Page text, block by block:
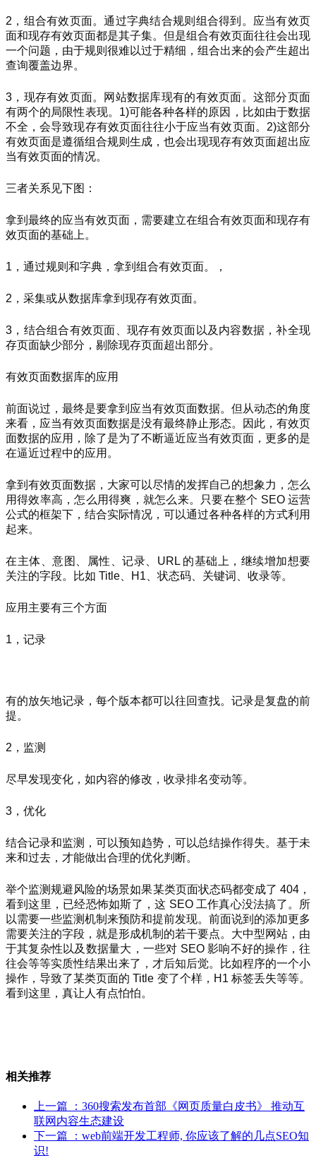
2，组合有效页面。通过字典结合规则组合得到。应当有效页
面和现存有效页面都是其子集。但是组合有效页面往往会出现
一个问题，由于规则很难以过于精细，组合出来的会产生超出
查询覆盖边界。
3，现存有效页面。网站数据库现有的有效页面。这部分页面
有两个的局限性表现。1)可能各种各样的原因，比如由于数据
不全，会导致现存有效页面往往小于应当有效页面。2)这部分
有效页面是遵循组合规则生成，也会出现现存有效页面超出应
当有效页面的情况。
三者关系见下图：
拿到最终的应当有效页面，需要建立在组合有效页面和现存有
效页面的基础上。
1，通过规则和字典，拿到组合有效页面。，
2，采集或从数据库拿到现存有效页面。
3，结合组合有效页面、现存有效页面以及内容数据，补全现
存页面缺少部分，剔除现存页面超出部分。
有效页面数据库的应用
前面说过，最终是要拿到应当有效页面数据。但从动态的角度
来看，应当有效页面数据是没有最终静止形态。因此，有效页
面数据的应用，除了是为了不断逼近应当有效页面，更多的是
在逼近过程中的应用。
拿到有效页面数据，大家可以尽情的发挥自己的想象力，怎么
用得效率高，怎么用得爽，就怎么来。只要在整个 SEO 运营
公式的框架下，结合实际情况，可以通过各种各样的方式利用
起来。
在主体、意图、属性、记录、URL 的基础上，继续增加想要
关注的字段。比如 Title、H1、状态码、关键词、收录等。
应用主要有三个方面
1，记录
有的放矢地记录，每个版本都可以往回查找。记录是复盘的前
提。
2，监测
尽早发现变化，如内容的修改，收录排名变动等。
3，优化
结合记录和监测，可以预知趋势，可以总结操作得失。基于未
来和过去，才能做出合理的优化判断。
举个监测规避风险的场景如果某类页面状态码都变成了 404，
看到这里，已经恐怖如斯了，这 SEO 工作真心没法搞了。所
以需要一些监测机制来预防和提前发现。前面说到的添加更多
需要关注的字段，就是形成机制的若干要点。大中型网站，由
于其复杂性以及数据量大，一些对 SEO 影响不好的操作，往
往会等等实质性结果出来了，才后知后觉。比如程序的一个小
操作，导致了某类页面的 Title 变了个样，H1 标签丢失等等。
看到这里，真让人有点怕怕。
相关推荐
上一篇
：360搜索发布首部《网页质量白皮书》 推动互
联网内容生态建设
下一篇
：web前端开发工程师, 你应该了解的几点SEO知
识!